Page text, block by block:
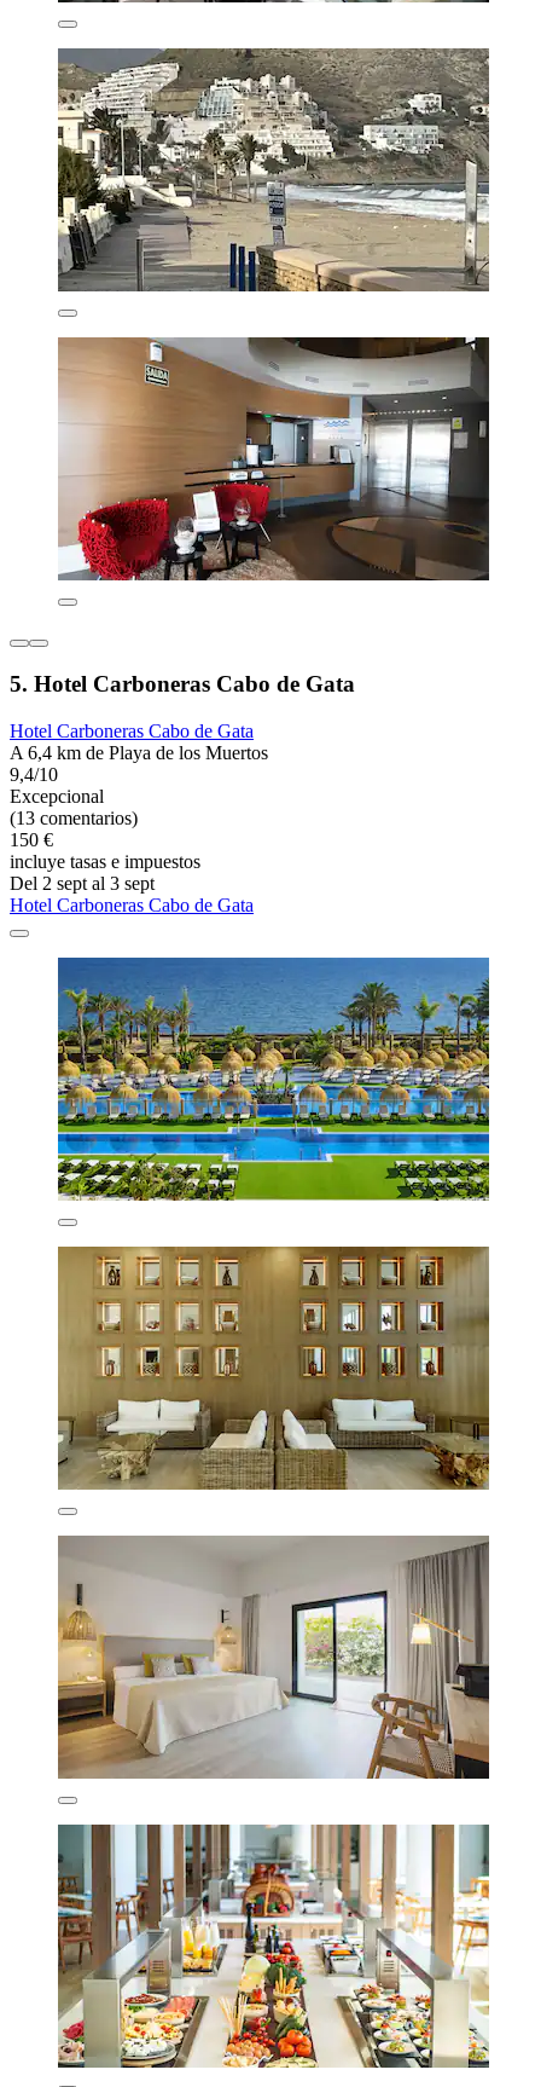
5. Hotel Carboneras Cabo de Gata
Hotel Carboneras Cabo de Gata
A 6,4 km de Playa de los Muertos
9,4/10
Excepcional
(13 comentarios)
150 €
incluye tasas e impuestos
Del 2 sept al 3 sept
Hotel Carboneras Cabo de Gata